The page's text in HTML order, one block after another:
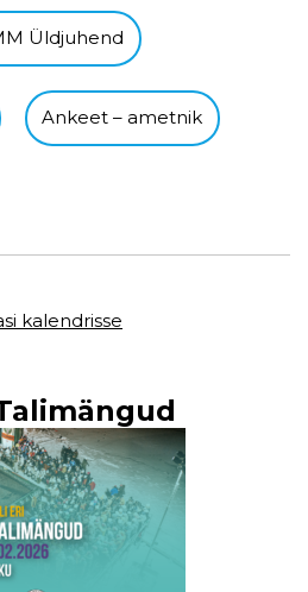
Üldjuhend
Ankeet – ametnik
kalendrisse